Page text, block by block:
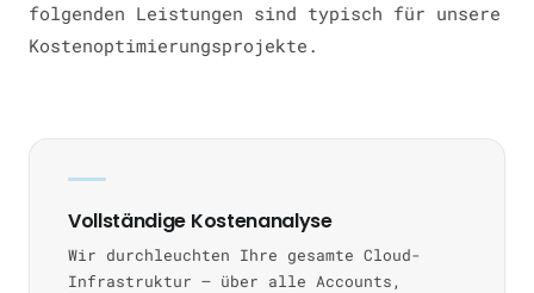
folgenden Leistungen sind typisch für unsere
Kostenoptimierungsprojekte.
Vollständige Kostenanalyse
Wir durchleuchten Ihre gesamte Cloud-
Infrastruktur — über alle Accounts,